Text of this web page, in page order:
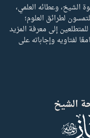
وعطائه العلمي،
لطرائق العلوم؛
إلى معرفة المزيد
لفتاويه وإجاباته على
الشيخ